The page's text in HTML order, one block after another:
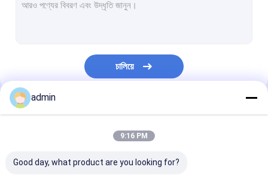
কৃত্রিম ঘাস উৎপাদন লাইন
বৃত্তাকার তাঁতের খুচরা যন্ত্রাংশ
চালিয়ে
আমাদের বিভাগসমূহ
admin
9:16 PM
Good day, what product are you looking for?